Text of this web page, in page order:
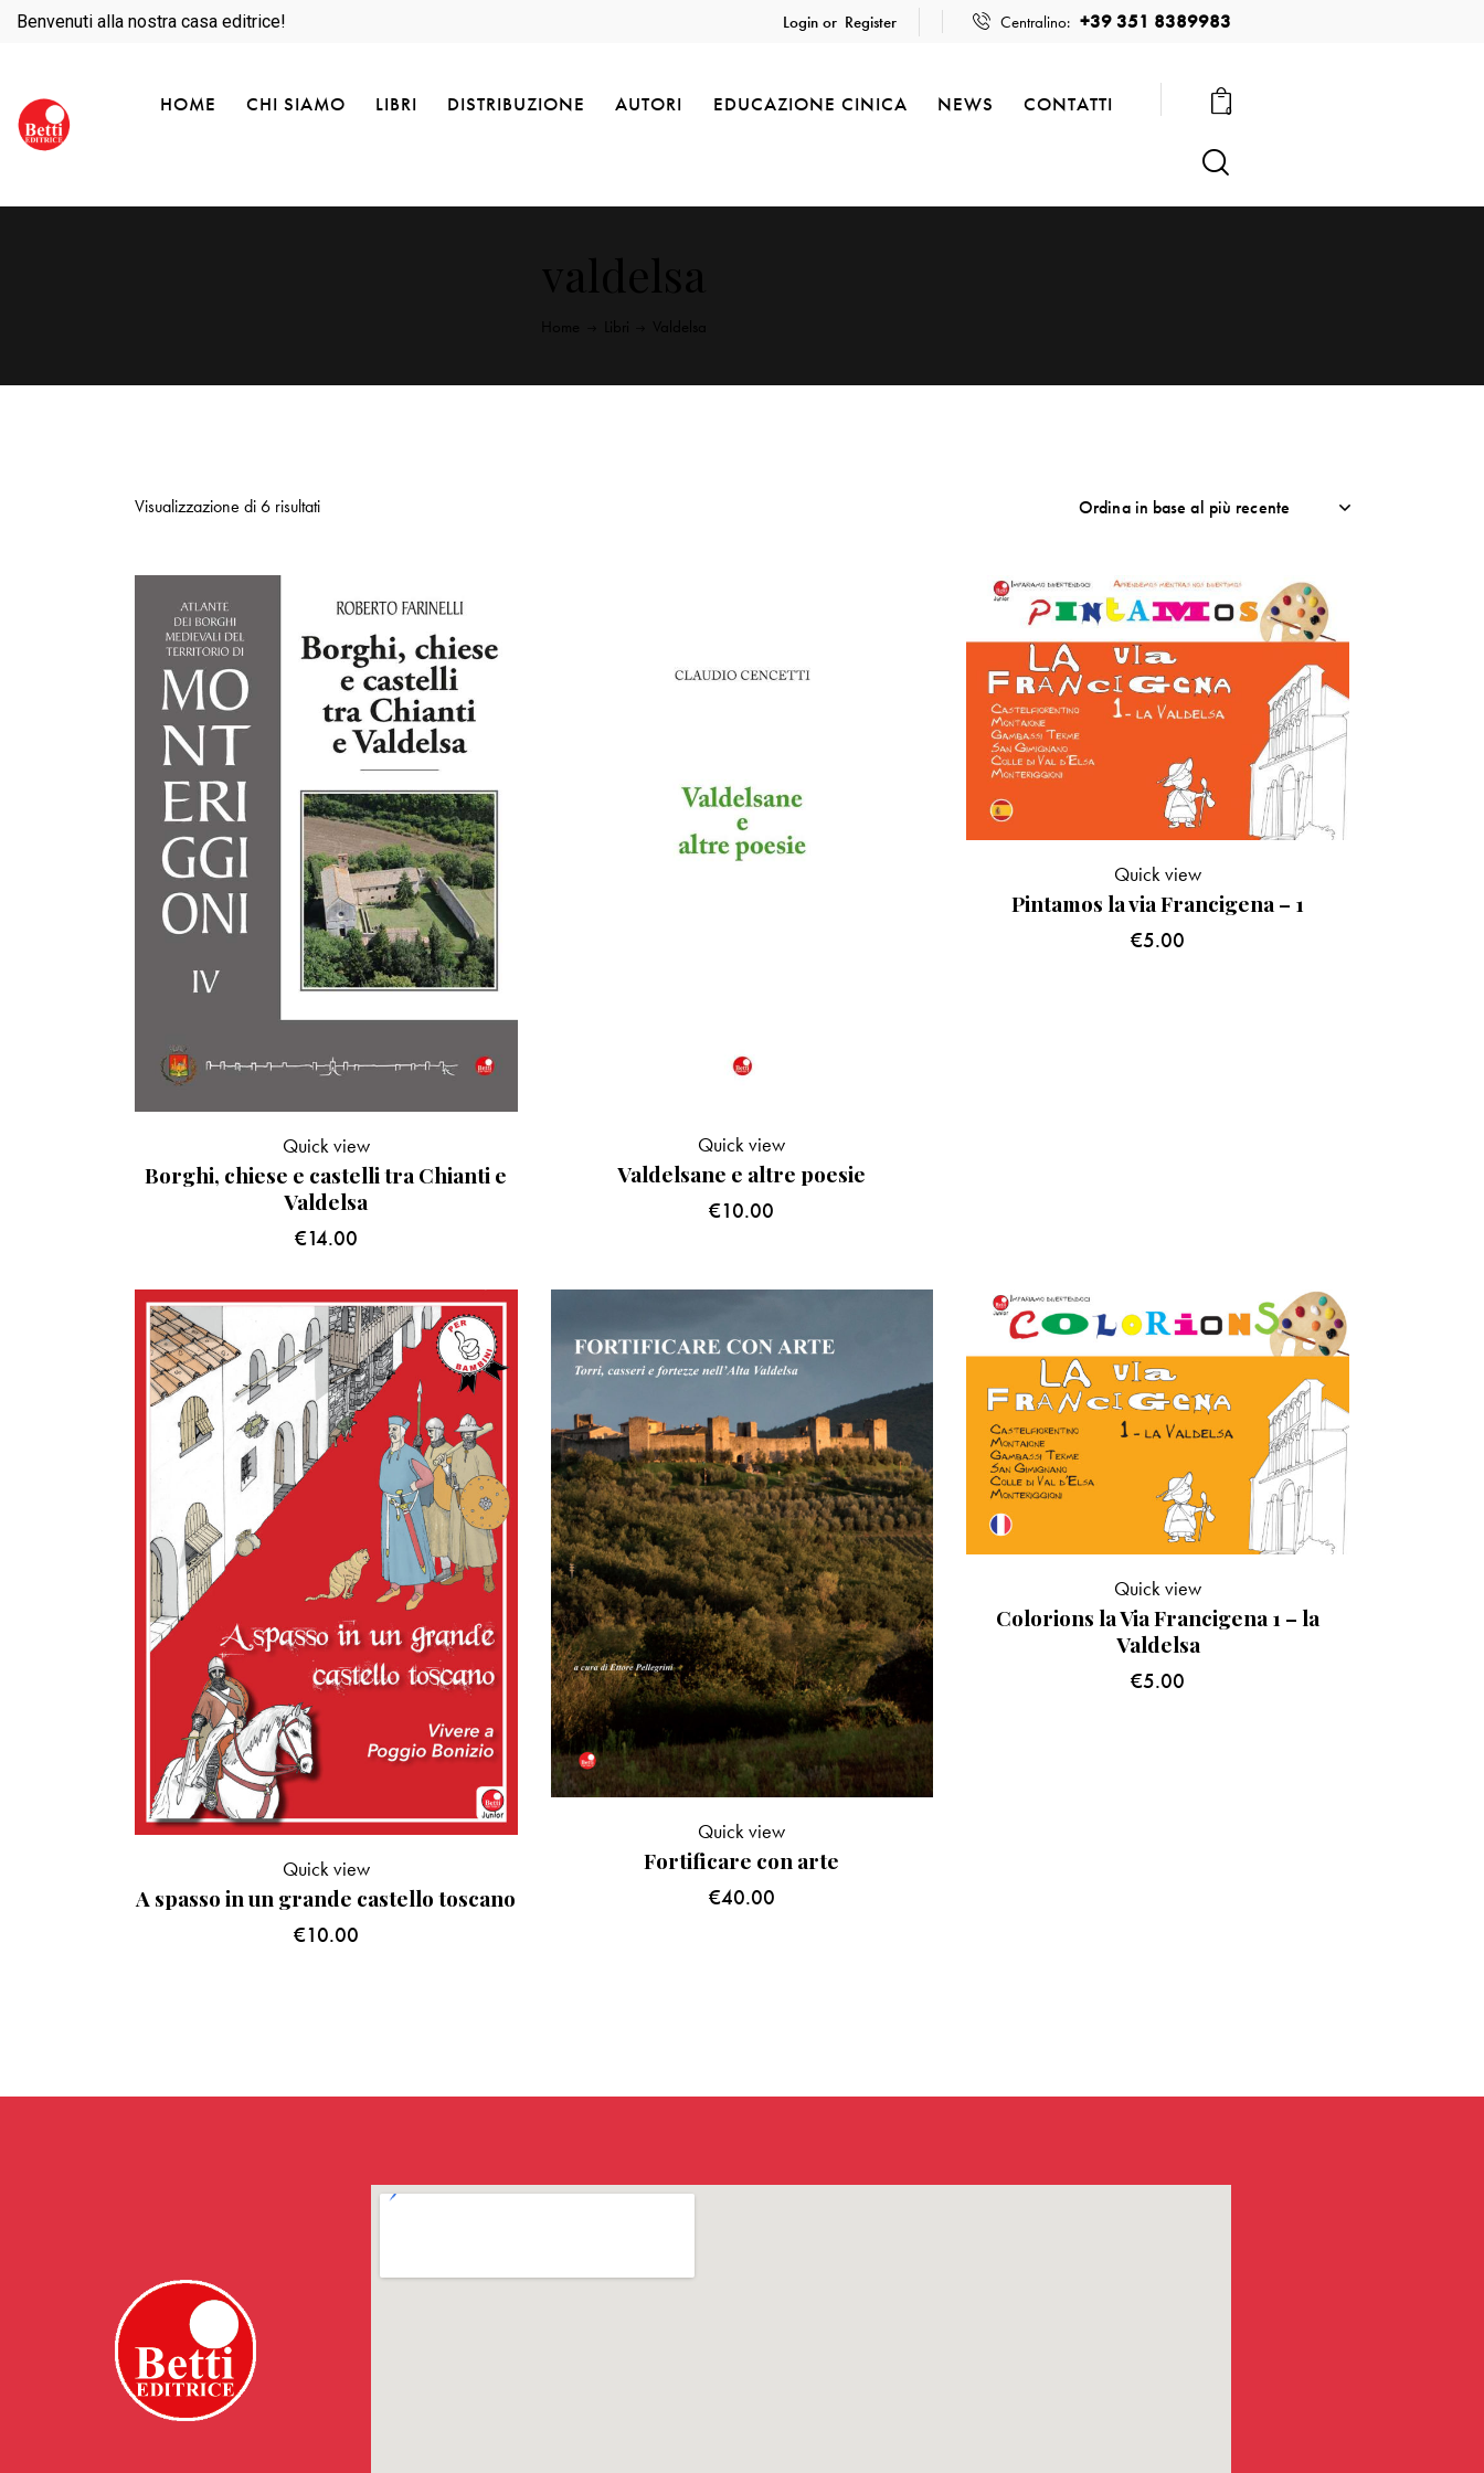
Benvenuti alla nostra casa editrice! Login or Register Centralino: +39 351 8389983
HOME CHI SIAMO LIBRI DISTRIBUZIONE AUTORI EDUCAZIONE CINICA NEWS CONTATTI 0
Visualizzazione di 6 risultati
Borghi, chiese e castelli tra Chianti e
Valdelsa
€14.00
Quick view
Valdelsane e altre poesie
€10.00
Quick view
Pintamos la via Francigena – 1
€5.00
Quick view
A spasso in un grande castello toscano
€10.00
Quick view Fortificare con arte
€40.00
Quick view
Colorions la Via Francigena 1 – la
Valdelsa
€5.00
Quick view